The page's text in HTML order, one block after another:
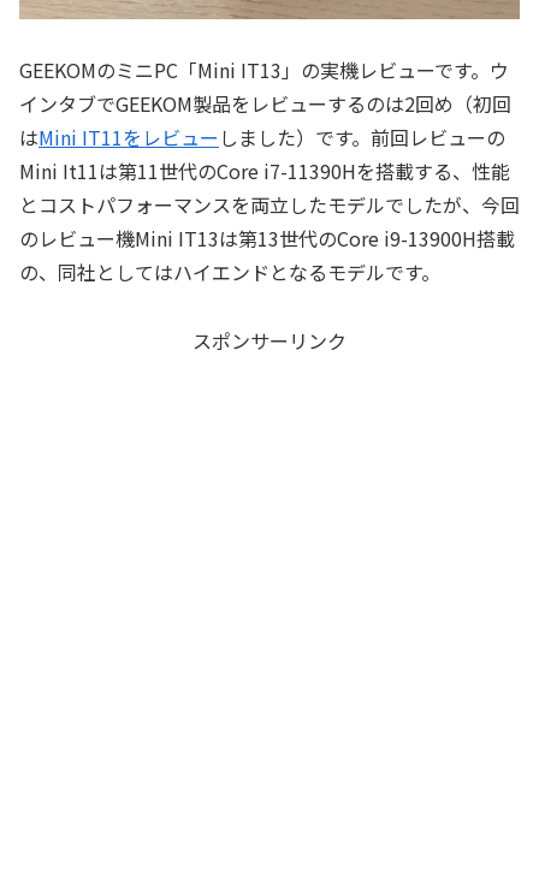
GEEKOMのミニPC「Mini IT13」の実機レビューです。ウ
インタブでGEEKOM製品をレビューするのは2回め（初回
はMini IT11をレビュー しました）です。前回レビューの
Mini It11は第11世代のCore i7-11390Hを搭載する、性能
とコストパフォーマンスを両立したモデルでしたが、今回
のレビュー機Mini IT13は第13世代のCore i9-13900H搭載
の、同社としてはハイエンドとなるモデルです。
スポンサーリンク